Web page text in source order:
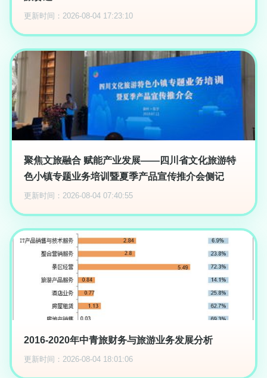
更新时间：2026-08-04 17:23:10
聚焦文旅融合 赋能产业发展——四川省文化旅游特
色小镇专题业务培训暨夏季产品宣传推介会侧记
更新时间：2026-08-04 07:40:55
2016-2020年中青旅财务与旅游业务发展分析
更新时间：2026-08-04 18:01:06